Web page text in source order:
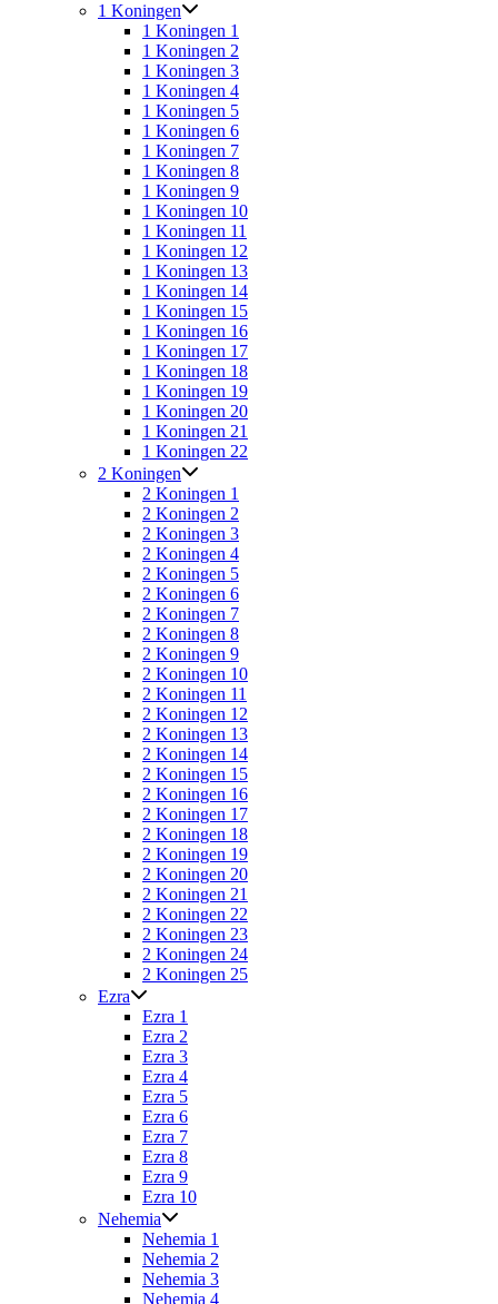
1 Koningen
1 Koningen 1
1 Koningen 2
1 Koningen 3
1 Koningen 4
1 Koningen 5
1 Koningen 6
1 Koningen 7
1 Koningen 8
1 Koningen 9
1 Koningen 10
1 Koningen 11
1 Koningen 12
1 Koningen 13
1 Koningen 14
1 Koningen 15
1 Koningen 16
1 Koningen 17
1 Koningen 18
1 Koningen 19
1 Koningen 20
1 Koningen 21
1 Koningen 22
2 Koningen
2 Koningen 1
2 Koningen 2
2 Koningen 3
2 Koningen 4
2 Koningen 5
2 Koningen 6
2 Koningen 7
2 Koningen 8
2 Koningen 9
2 Koningen 10
2 Koningen 11
2 Koningen 12
2 Koningen 13
2 Koningen 14
2 Koningen 15
2 Koningen 16
2 Koningen 17
2 Koningen 18
2 Koningen 19
2 Koningen 20
2 Koningen 21
2 Koningen 22
2 Koningen 23
2 Koningen 24
2 Koningen 25
Ezra
Ezra 1
Ezra 2
Ezra 3
Ezra 4
Ezra 5
Ezra 6
Ezra 7
Ezra 8
Ezra 9
Ezra 10
Nehemia
Nehemia 1
Nehemia 2
Nehemia 3
Nehemia 4